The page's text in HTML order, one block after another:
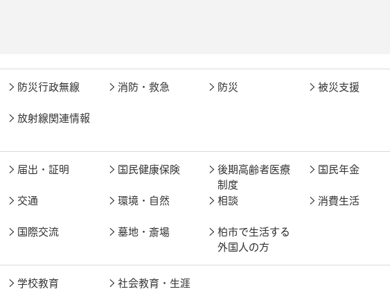
防災行政無線 消防・救急 防災 被災支援
放射線関連情報
届出・証明 国民健康保険
後期高齢者医療
制度
国民年金
交通 環境・自然 相談 消費生活
国際交流 墓地・斎場
柏市で生活する
外国人の方
学校教育
社会教育・生涯